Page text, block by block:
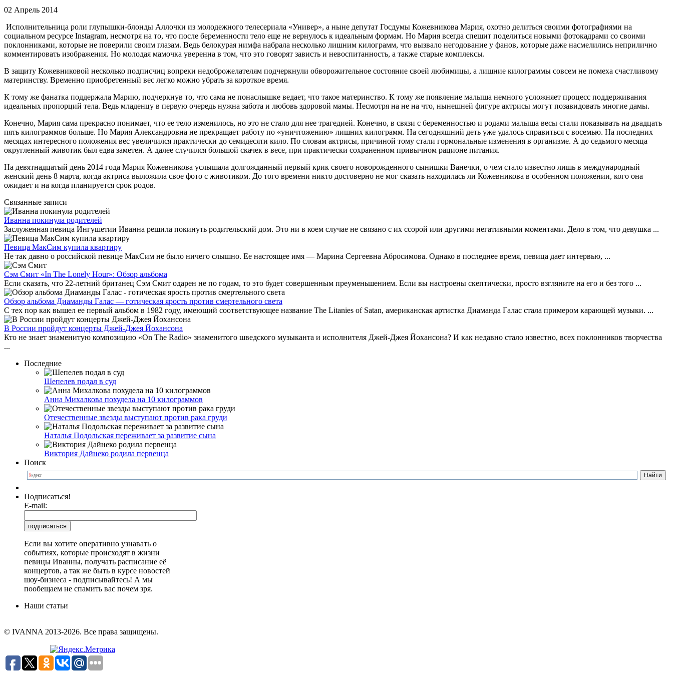
02 Апрель 2014
Исполнительница роли глупышки-блонды Аллочки из молодежного телесериала «Универ», а ныне депутат Госдумы Кожевникова Мария, охотно делиться своими фотографиями на
социальном ресурсе Instagram, несмотря на то, что после беременности тело еще не вернулось к идеальным формам. Но Мария всегда спешит поделиться новыми фотокадрами со своими
поклонниками, которые не поверили своим глазам. Ведь белокурая нимфа набрала несколько лишним килограмм, что вызвало негодование у фанов, которые даже насмелились неприлично
комментировать изображения. Но молодая мамочка уверенна в том, что это говорят зависть и невоспитанность, а также старые комплексы.
В защиту Кожевниковой несколько подписчиц вопреки недоброжелателям подчеркнули обворожительное состояние своей любимицы, а лишние килограммы совсем не помеха счастливому
материнству. Временно приобретенный вес легко можно убрать за короткое время.
К тому же фанатка поддержала Марию, подчеркнув то, что сама не понаслышке ведает, что такое материнство. К тому же появление малыша немного усложняет процесс поддерживания
идеальных пропорций тела. Ведь младенцу в первую очередь нужна забота и любовь здоровой мамы. Несмотря на не на что, нынешней фигуре актрисы могут позавидовать многие дамы.
Конечно, Мария сама прекрасно понимает, что ее тело изменилось, но это не стало для нее трагедией. Конечно, в связи с беременностью и родами малыша весы стали показывать на двадцать
пять килограммов больше. Но Мария Александровна не прекращает работу по «уничтожению» лишних килограмм. На сегодняшний деть уже удалось справиться с восемью. На последних
месяцах интересного положения вес увеличился практически до семидесяти кило. По словам актрисы, причиной тому стали гормональные изменения в организме. А до седьмого месяца
округленный животик был едва заметен. А далее случился большой скачек в весе, при практически сохраненном привычном рационе питания.
На девятнадцатый день 2014 года Мария Кожевникова услышала долгожданный первый крик своего новорожденного сынишки Ванечки, о чем стало известно лишь в международный
женский день 8 марта, когда актриса выложила свое фото с животиком. До того времени никто достоверно не мог сказать находилась ли Кожевникова в особенном положении, кого она
ожидает и на когда планируется срок родов.
Связанные записи
Иванна покинула родителей
Заслуженная певица Ингушетии Иванна решила покинуть родительский дом. Это ни в коем случае не связано с их ссорой или другими негативными моментами. Дело в том, что девушка ...
Певица МакСим купила квартиру
Не так давно о российской певице МакСим не было ничего слышно. Ее настоящее имя — Марина Сергеевна Абросимова. Однако в последнее время, певица дает интервью, ...
Сэм Смит «In The Lonely Hour»: Обзор альбома
Если сказать, что 22-летний британец Сэм Смит одарен не по годам, то это будет совершенным преуменьшением. Если вы настроены скептически, просто взгляните на его и без того ...
Обзор альбома Диаманды Галас — готическая ярость против смертельного света
С тех пор как вышел ее первый альбом в 1982 году, имеющий соответствующее название The Litanies of Satan, американская артистка Диаманда Галас стала примером карающей музыки. ...
В России пройдут концерты Джей-Джея Йохансона
Кто не знает знаменитую композицию «On The Radio» знаменитого шведского музыканта и исполнителя Джей-Джея Йохансона? И как недавно стало известно, всех поклонников творчества
...
Последние
Шепелев подал в суд
Анна Михалкова похудела на 10 килограммов
Отечественные звезды выступают против рака груди
Наталья Подольская переживает за развитие сына
Виктория Дайнеко родила первенца
Поиск
Подписаться!
E-mail:
Если вы хотите оперативно узнавать о
событиях, которые происходят в жизни
певицы Иванны, получать расписание её
концертов, а так же быть в курсе новостей
шоу-бизнеса - подписывайтесь! А мы
пообещаем не спамить вас почем зря.
Наши статьи
© IVANNA 2013-2026. Все права защищены.